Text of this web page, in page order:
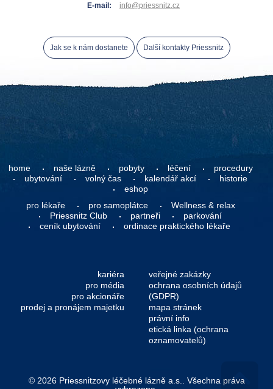
E-mail:
info@priessnitz.cz
Jak se k nám dostanete Další kontakty Priessnitz
home naše lázně pobyty léčení
procedury
ubytování
volný čas kalendář akcí
historie
eshop
pro lékaře
pro samoplátce
Wellness & relax
Priessnitz Club
partneři
parkování
ceník ubytování
ordinace praktického lékaře
kariéra
pro média
pro akcionáře
prodej a pronájem majetku
veřejné zakázky
ochrana osobních údajů
(GDPR)
mapa stránek
právní info
etická linka (ochrana
oznamovatelů)
© 2026 Priessnitzovy léčebné lázně a.s.. Všechna práva